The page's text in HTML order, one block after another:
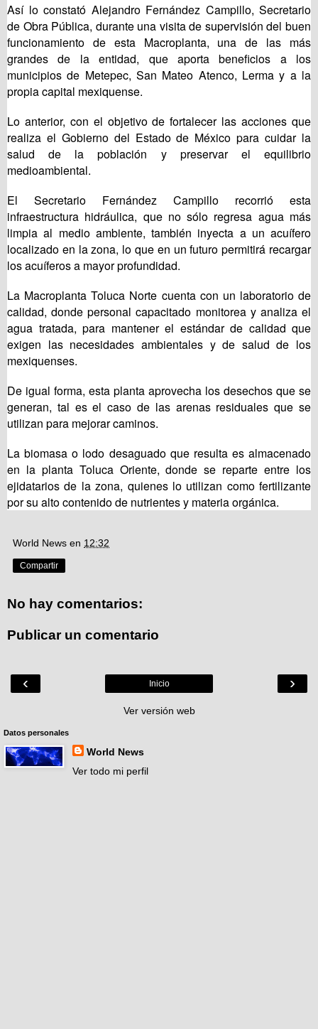
Así lo constató Alejandro Fernández Campillo, Secretario
de Obra Pública, durante una visita de supervisión del buen
funcionamiento de esta Macroplanta, una de las más
grandes de la entidad, que aporta beneficios a los
municipios de Metepec, San Mateo Atenco, Lerma y a la
propia capital mexiquense.
Lo anterior, con el objetivo de fortalecer las acciones que
realiza el Gobierno del Estado de México para cuidar la
salud de la población y preservar el equilibrio
medioambiental.
El Secretario Fernández Campillo recorrió esta
infraestructura hidráulica, que no sólo regresa agua más
limpia al medio ambiente, también inyecta a un acuífero
localizado en la zona, lo que en un futuro permitirá recargar
los acuíferos a mayor profundidad.
La Macroplanta Toluca Norte cuenta con un laboratorio de
calidad, donde personal capacitado monitorea y analiza el
agua tratada, para mantener el estándar de calidad que
exigen las necesidades ambientales y de salud de los
mexiquenses.
De igual forma, esta planta aprovecha los desechos que se
generan, tal es el caso de las arenas residuales que se
utilizan para mejorar caminos.
La biomasa o lodo desaguado que resulta es almacenado
en la planta Toluca Oriente, donde se reparte entre los
ejidatarios de la zona, quienes lo utilizan como fertilizante
por su alto contenido de nutrientes y materia orgánica.
World News en 12:32
Compartir
No hay comentarios:
Publicar un comentario
‹ ›
Inicio
Ver versión web
Datos personales
World News
Ver todo mi perfil